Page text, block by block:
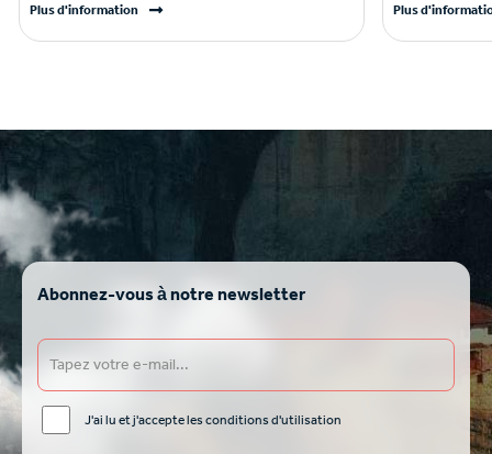
Plus d'information Plus
Abonnez-vous à notre newsletter
J'ai lu et j'accepte les conditions d'utilisation